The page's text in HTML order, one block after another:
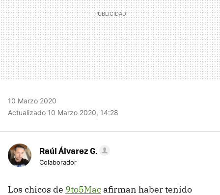
10 Marzo 2020
Actualizado 10 Marzo 2020, 14:28
Raúl Álvarez G.
Colaborador
Los chicos de 9to5Mac afirman haber tenido